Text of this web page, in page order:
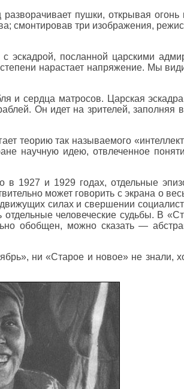
пушки, открывая
три изображения,
эскадрой, посланной царскими
нарастает напряжение. Мы
сердца матросов. Царская
Он идет на зрителей,
теорию так называемого
научную идею, отвлеченное
1927 и 1929 годах, отдельные
может говорить с экрана о
силах и свершении
отдельные человеческие судьбы. В
обобщен, можно сказать —
ни «Старое и новое» не знали,